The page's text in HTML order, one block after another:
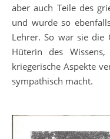
aber auch Teile des
und wurde so
Lehrer. So war sie die
Hüterin des
kriegerische Aspekte
sympathisch macht.